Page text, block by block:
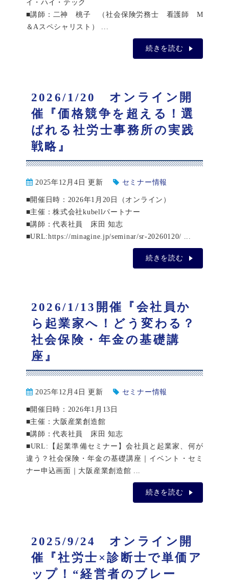
イ・ハイ・テック
■講師：二神 桃子 （社会保険労務士 看護師 M
＆Aスペシャリスト） ...
続きを読む
2026/1/20 オンライン開
催『価格競争を超える！選
ばれる社労士事務所の実践
戦略』
2025年12月4日 更新 セミナー情報
■開催日時：2026年1月20日（オンライン）
■主催：株式会社kubellパートナー
■講師：代表社員 床田 知志
■URL:https://minagine.jp/seminar/sr-20260120/ ...
続きを読む
2026/1/13開催『会社員か
ら起業家へ！どう変わる？
社会保険・年金の基礎講
座』
2025年12月4日 更新 セミナー情報
■開催日時：2026年1月13日
■主催：大阪産業創造館
■講師：代表社員 床田 知志
■URL:【起業準備セミナー】会社員と起業家、何が
違う？社会保険・年金の基礎講座｜イベント・セミ
ナー申込画面｜大阪産業創造館 ...
続きを読む
2025/9/24 オンライン開
催『社労士×診断士で単価ア
ップ！“経営者のブレー